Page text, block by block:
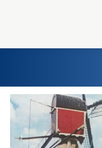
Home
Einst und Heute
Marken